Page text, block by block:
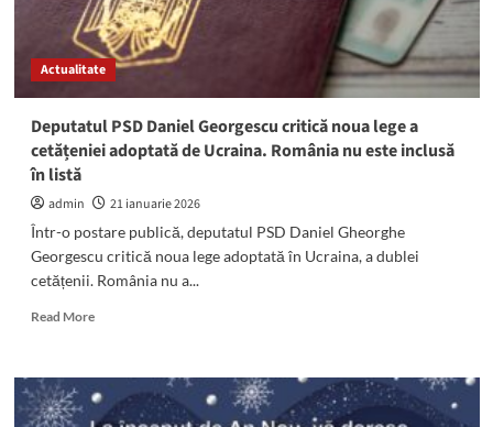
preşedinte
interimar
al
PSD
României
și
județului
nu
poate
fi
unul
Actualitate
Deputatul PSD Daniel Georgescu critică noua lege a
cetățeniei adoptată de Ucraina. România nu este inclusă
în listă
admin
21 ianuarie 2026
Într-o postare publică, deputatul PSD Daniel Gheorghe
Georgescu critică noua lege adoptată în Ucraina, a dublei
cetățenii. România nu a...
Read MoreRead
Deputatul
PSD
Daniel